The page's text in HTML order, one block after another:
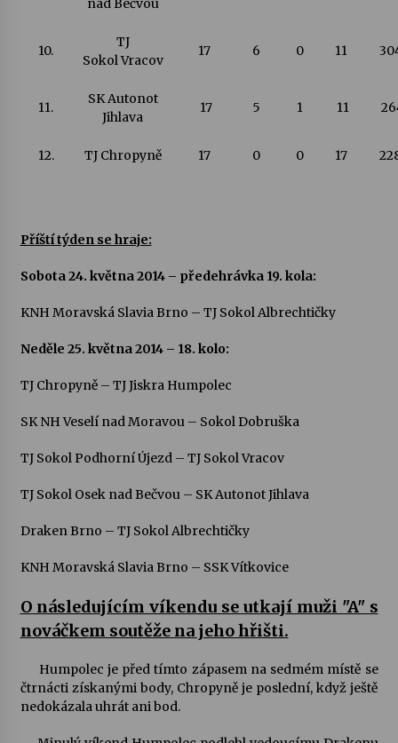
nad Bečvou
10.
TJ
Sokol Vracov
17 6 0 11
11.
SK Autonot
Jihlava
17 5 1 11
12. TJ Chropyně 17 0 0 17
Příští týden se hraje:
Sobota 24. května 2014 – předehrávka 19. kola:
KNH Moravská Slavia Brno – TJ Sokol Albrechtičky
Neděle 25. května 2014 – 18. kolo:
TJ Chropyně – TJ Jiskra Humpolec
SK NH Veselí nad Moravou – Sokol Dobruška
TJ Sokol Podhorní Újezd – TJ Sokol Vracov
TJ Sokol Osek nad Bečvou – SK Autonot Jihlava
Draken Brno – TJ Sokol Albrechtičky
KNH Moravská Slavia Brno – SSK Vítkovice
O následujícím víkendu se utkají muži "A" s
nováčkem soutěže na jeho hřišti.
Humpolec je před tímto zápasem na sedmém místě se
čtrnácti získanými body, Chropyně je poslední, když ještě
nedokázala uhrát ani bod.